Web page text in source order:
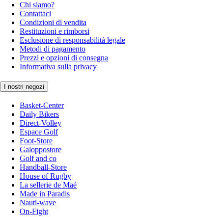
Chi siamo?
Contattaci
Condizioni di vendita
Restituzioni e rimborsi
Esclusione di responsabilità legale
Metodi di pagamento
Prezzi e opzioni di consegna
Informativa sulla privacy
I nostri negozi
Basket-Center
Daily Bikers
Direct-Volley
Espace Golf
Foot-Store
Galoppostore
Golf and co
Handball-Store
House of Rugby
La sellerie de Maé
Made in Paradis
Nauti-wave
On-Fight